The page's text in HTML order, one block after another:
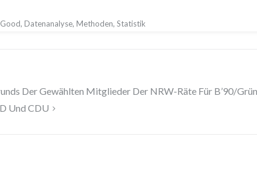
, Datenanalyse, Methoden,Statistik
Der Gewählten Mitglieder Der NRW-Räte Für B’90/
Und CDU